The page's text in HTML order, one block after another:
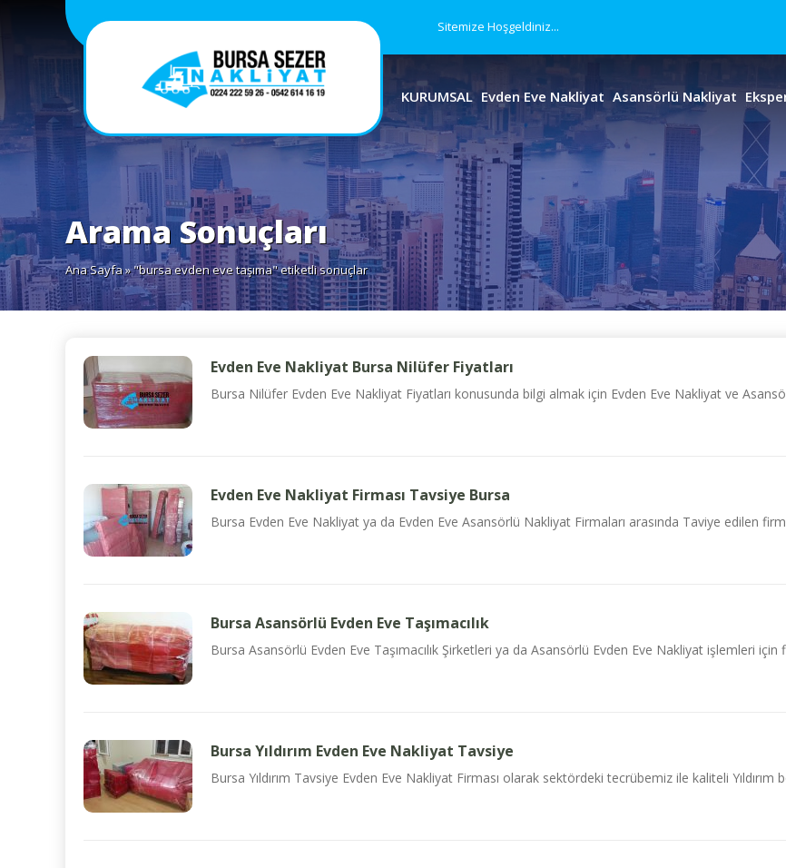
Sitemize Hoşgeldiniz...
KURUMSAL Evden Eve Nakliyat Asansörlü Nakliyat
Arama Sonuçları
Ana Sayfa» "bursa evden eve taşıma" etiketli sonuçlar
Evden Eve Nakliyat Bursa Nilüfer Fiyatları
Bursa Nilüfer Evden Eve Nakliyat Fiyatları konusunda bilgi almak için Evden Eve Nakliyat ve
Evden Eve Nakliyat Firması Tavsiye Bursa
Bursa Evden Eve Nakliyat ya da Evden Eve Asansörlü Nakliyat Firmaları arasında Taviye edilen
Bursa Asansörlü Evden Eve Taşımacılık
Bursa Asansörlü Evden Eve Taşımacılık Şirketleri ya da Asansörlü Evden Eve Nakliyat işlemleri
Bursa Yıldırım Evden Eve Nakliyat Tavsiye
Bursa Yıldırım Tavsiye Evden Eve Nakliyat Firması olarak sektördeki tecrübemiz ile kaliteli